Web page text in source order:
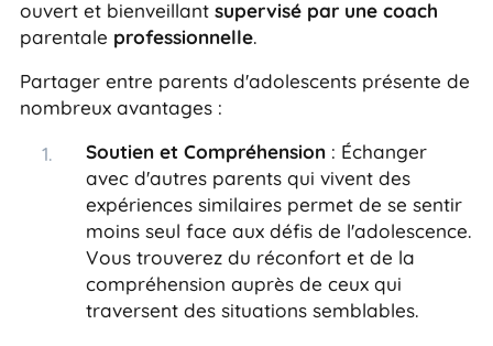
ouvert et bienveillant supervisé par une coach
parentale professionnelle.
Partager entre parents d'adolescents présente de
nombreux avantages :
Soutien et Compréhension : Échanger
avec d'autres parents qui vivent des
expériences similaires permet de se sentir
moins seul face aux défis de l'adolescence.
Vous trouverez du réconfort et de la
compréhension auprès de ceux qui
traversent des situations semblables.